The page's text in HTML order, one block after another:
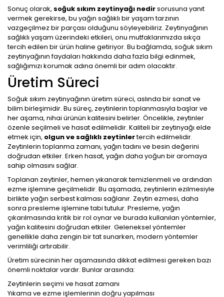
Sonuç olarak, soğuk sıkım zeytinyağı nedirsorusuna yanıt
vermek gerekirse, bu yağın sağlıklı bir yaşam tarzının
vazgeçilmez bir parçası olduğunu söyleyebiliriz. Zeytinyağının
sağlıklı yaşam üzerindeki etkileri, onu mutfaklarımızda sıkça
tercih edilen bir ürün haline getiriyor. Bu bağlamda, soğuk sıkım
zeytinyağının faydaları hakkında daha fazla bilgi edinmek,
sağlığımızı korumak adına önemli bir adım olacaktır.
Üretim Süreci
Soğuk sıkım zeytinyağının üretim süreci, aslında bir sanat ve
bilim birleşimidir. Bu süreç, zeytinlerin toplanmasıyla başlar ve
her aşama, nihai ürünün kalitesini belirler. Öncelikle, zeytinler
özenle seçilmeli ve hasat edilmelidir. Kaliteli bir zeytinyağı elde
etmek için, olgun ve sağlıklı zeytinlertercih edilmelidir.
Zeytinlerin toplanma zamanı, yağın tadını ve besin değerini
doğrudan etkiler. Erken hasat, yağın daha yoğun bir aromaya
sahip olmasını sağlar.
Toplanan zeytinler, hemen yıkanarak temizlenmeli ve ardından
ezme işlemine geçilmelidir. Bu aşamada, zeytinlerin ezilmesiyle
birlikte yağın serbest kalması sağlanır. Zeytin ezmesi, daha
sonra presleme işlemine tabi tutulur. Presleme, yağın
çıkarılmasında kritik bir rol oynar ve burada kullanılan yöntemler,
yağın kalitesini doğrudan etkiler. Geleneksel yöntemler
genellikle daha zengin bir tat sunarken, modern yöntemler
verimliliği artırabilir.
Üretim sürecinin her aşamasında dikkat edilmesi gereken bazı
önemli noktalar vardır. Bunlar arasında:
Zeytinlerin seçimi ve hasat zamanı
Yıkama ve ezme işlemlerinin doğru yapılması